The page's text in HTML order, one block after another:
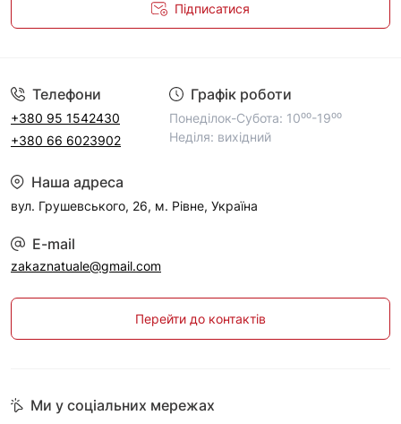
Підписатися
Телефони
+380 95 1542430
+380 66 6023902
Графік роботи
Понеділок-Субота: 10⁰⁰-19⁰⁰
Неділя: вихідний
Наша адреса
вул. Грушевського, 26, м. Рівне, Україна
E-mail
zakaznatuale@gmail.com
Перейти до контактів
Ми у соціальних мережах